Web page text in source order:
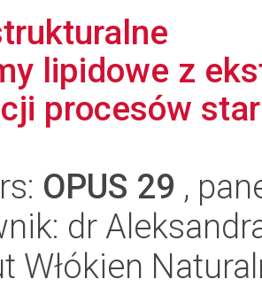
lipidowe z
procesów
OPUS 29 ,
dr
Włókien